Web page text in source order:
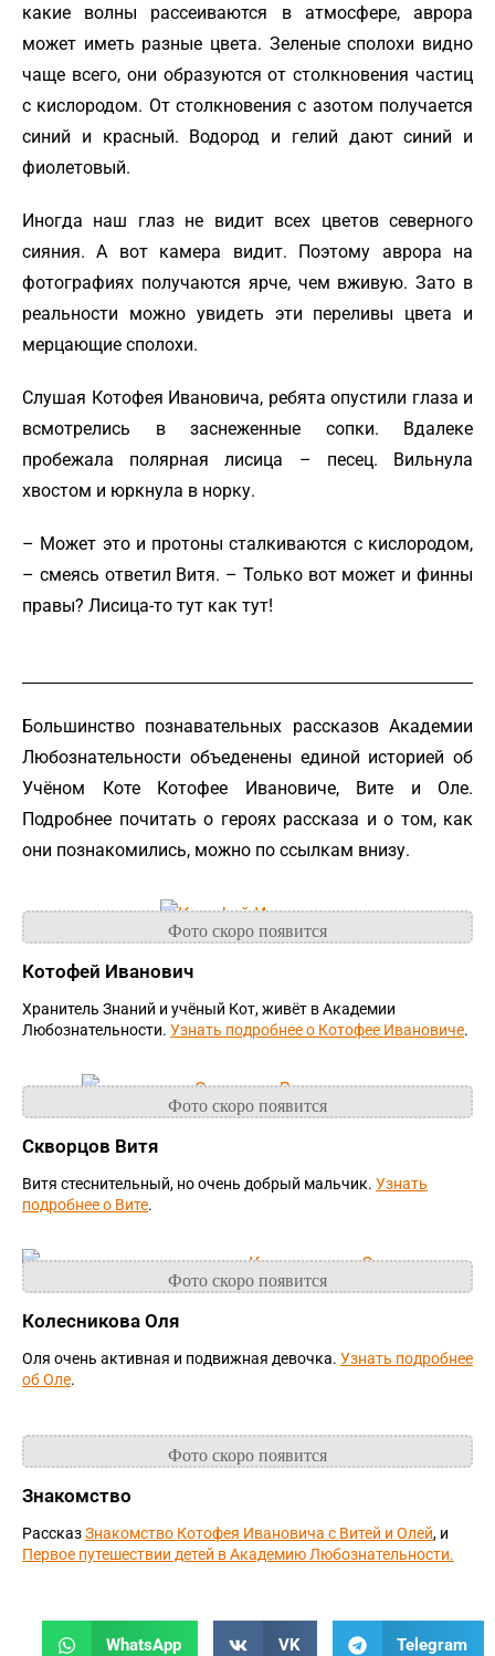
какие волны рассеиваются в атмосфере, аврора
может иметь разные цвета. Зеленые сполохи видно
чаще всего, они образуются от столкновения частиц
с кислородом. От столкновения с азотом получается
синий и красный. Водород и гелий дают синий и
фиолетовый.
Иногда наш глаз не видит всех цветов северного
сияния. А вот камера видит. Поэтому аврора на
фотографиях получаются ярче, чем вживую. Зато в
реальности можно увидеть эти переливы цвета и
мерцающие сполохи.
Слушая Котофея Ивановича, ребята опустили глаза и
всмотрелись в заснеженные сопки. Вдалеке
пробежала полярная лисица – песец. Вильнула
хвостом и юркнула в норку.
– Может это и протоны сталкиваются с кислородом,
– смеясь ответил Витя. – Только вот может и финны
правы? Лисица-то тут как тут!
Большинство познавательных рассказов Академии
Любознательности объеденены единой историей об
Учёном Коте Котофее Ивановиче, Вите и Оле.
Подробнее почитать о героях рассказа и о том, как
они познакомились, можно по ссылкам внизу.
Котофей Иванович
Хранитель Знаний и учёный Кот, живёт в Академии
Любознательности. Узнать подробнее о Котофее Ивановиче.
Скворцов Витя
Витя стеснительный, но очень добрый мальчик. Узнать
подробнее о Вите.
Колесникова Оля
Оля очень активная и подвижная девочка. Узнать подробнее
об Оле.
Знакомство
РассказЗнакомство Котофея Ивановича с Витей и Олей, и
Первое путешествии детей в Академию Любознательности.
WhatsApp VK Telegram